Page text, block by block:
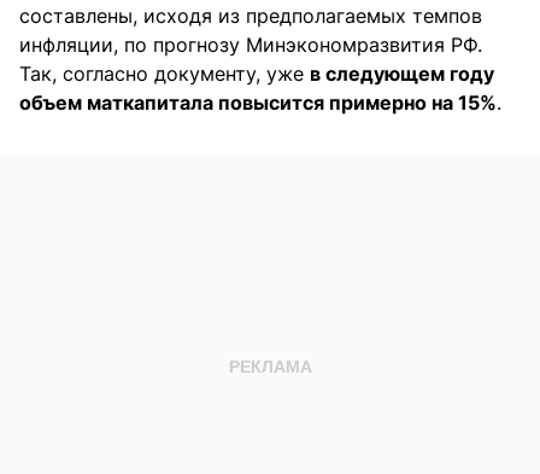
составлены, исходя из предполагаемых темпов
инфляции, по прогнозу Минэкономразвития РФ.
Так, согласно документу, уже в следующем году
объем маткапитала повысится примерно на 15%.